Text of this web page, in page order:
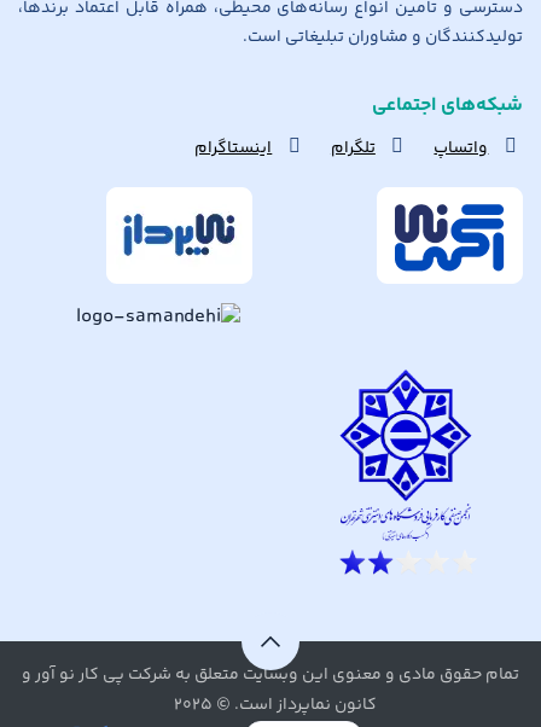
دسترسی و تامین انواع رسانه‌های محیطی، همراه قابل اعتماد برندها،
تولیدکنندگان و مشاوران تبلیغاتی است.
شبکه‌های اجتماعی
واتساپ تلگرام اینستاگرام
تمام حقوق مادی و معنوی این وبسایت متعلق به شرکت پی کار نو آور و
کانون نماپرداز است. © ۲۰۲۵